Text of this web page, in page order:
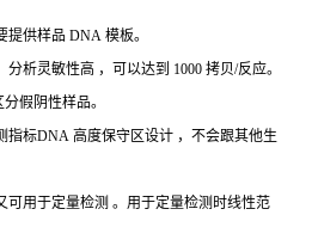
供样品 DNA 模板。
析灵敏性高 ，可以达到 1000 拷贝/反应。
假阴性样品。
标DNA 高度保守区设计 ，不会跟其他生
用于定量检测 。用于定量检测时线性范